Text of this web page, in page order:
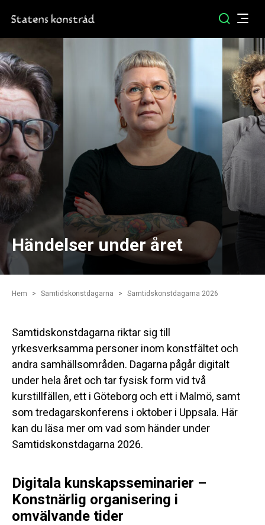
Händelser under året
Hem Samtidskonstdagarna Samtidskonstdagarna 2026
Samtidskonstdagarna riktar sig till
yrkesverksamma personer inom konstfältet och
andra samhällsområden. Dagarna pågår digitalt
under hela året och tar fysisk form vid två
kurstillfällen, ett i Göteborg och ett i Malmö, samt
som tredagarskonferens i oktober i Uppsala. Här
kan du läsa mer om vad som händer under
Samtidskonstdagarna 2026.
Digitala kunskapsseminarier –
Konstnärlig organisering i
omvälvande tider